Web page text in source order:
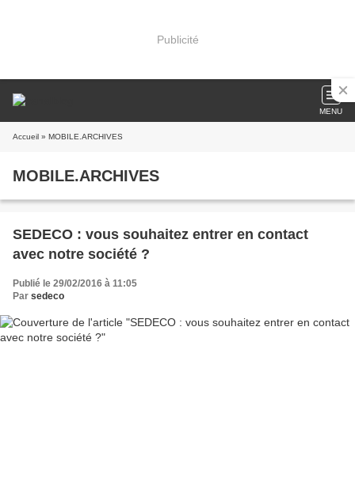
Publicité
MENU
Accueil » MOBILE.ARCHIVES
MOBILE.ARCHIVES
SEDECO : vous souhaitez entrer en contact
avec notre société ?
Publié le 29/02/2016 à 11:05
Par sedeco